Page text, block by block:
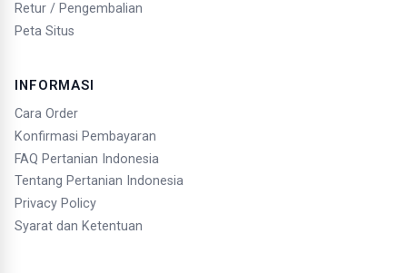
Retur / Pengembalian
Peta Situs
INFORMASI
Cara Order
Konfirmasi Pembayaran
FAQ Pertanian Indonesia
Tentang Pertanian Indonesia
Privacy Policy
Syarat dan Ketentuan